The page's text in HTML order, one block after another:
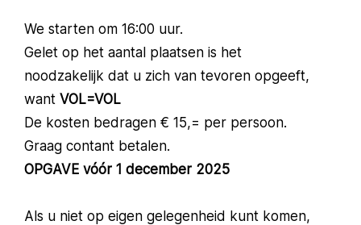
We starten om 16:00 uur.
Gelet op het aantal plaatsen is het
noodzakelijk dat u zich van tevoren opgeeft,
want VOL=VOL
De kosten bedragen € 15,= per persoon.
Graag contant betalen.
OPGAVE vóór 1 december 2025
Als u niet op eigen gelegenheid kunt komen,